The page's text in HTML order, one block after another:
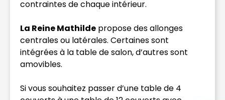
contraintes de chaque intérieur.
La Reine Mathilde propose des allonges
centrales ou latérales. Certaines sont
intégrées à la table de salon, d’autres sont
amovibles.
Si vous souhaitez passer d’une table de 4